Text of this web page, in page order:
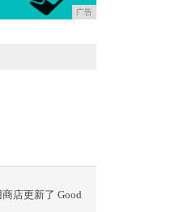
广告
店更新了 Good